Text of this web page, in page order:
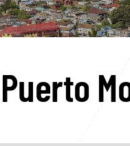
Puerto